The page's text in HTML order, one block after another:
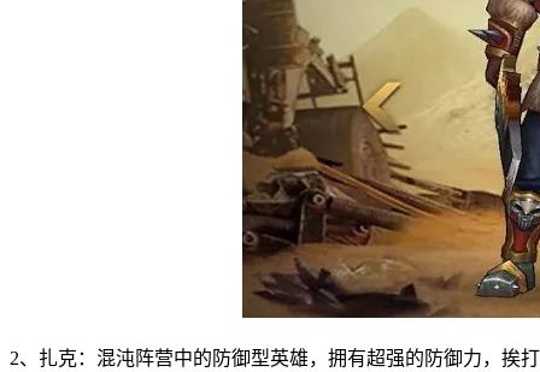
2、扎克：混沌阵营中的防御型英雄，拥有超强的防御力，挨